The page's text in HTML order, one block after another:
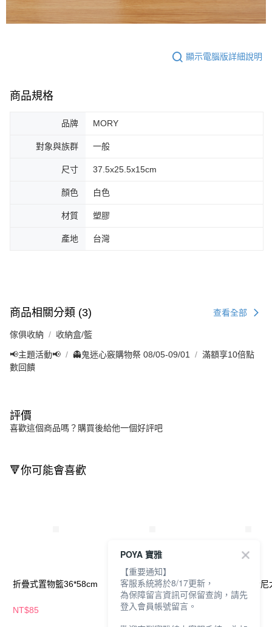
顯示電腦版詳細說明
商品規格
品牌 MORY
對象與族群 一般
尺寸 37.5x25.5x15cm
顏色 白色
材質 塑膠
產地 台灣
商品相關分類 (3) 查看全部
傢俱收納 收納盒/籃
📢主題活動📢 👻鬼迷心竅購物祭 08/05-09/01
滿額享10倍點
數回饋
評價
喜歡這個商品嗎？購買後給他一個好評吧
🔻你可能會喜歡
折疊式置物籃36*58cm
NT$85
HOUSUXI迪士尼大提
袋-熊抱哥
NT$149
HOUSUXI迪士尼
袋-奇奇蒂蒂
POYA 寶雅
【重要通知】
客服系統將於8/17更新，
為保障留言資訊可保留查詢，請先
登入會員帳號留言。